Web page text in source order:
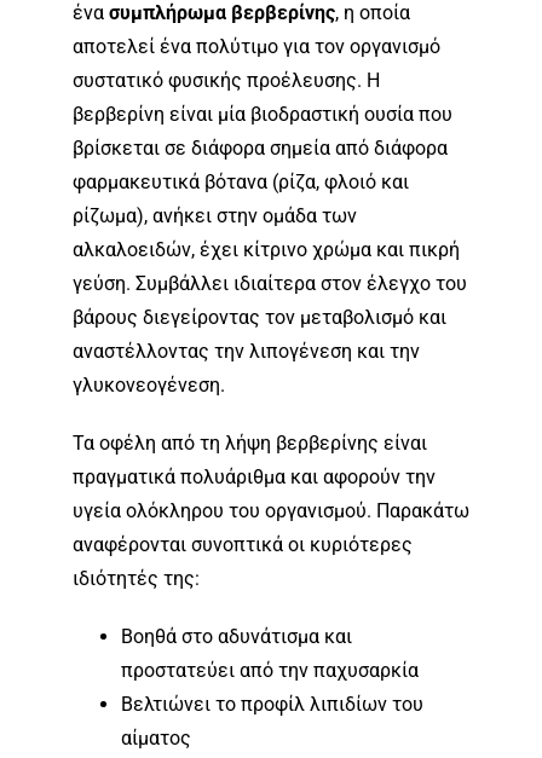
ένα συμπλήρωμαβερβερίνης, η οποία
αποτελεί ένα πολύτιμο για τον οργανισμό
συστατικό φυσικής προέλευσης. Η
βερβερίνη είναι μία βιοδραστική ουσία που
βρίσκεται σε διάφορα σημεία από διάφορα
φαρμακευτικά βότανα (ρίζα, φλοιό και
ρίζωμα), ανήκει στην ομάδα των
αλκαλοειδών, έχει κίτρινο χρώμα και πικρή
γεύση. Συμβάλλει ιδιαίτερα στον έλεγχο του
βάρους διεγείροντας τον μεταβολισμό και
αναστέλλοντας την λιπογένεση και την
γλυκονεογένεση.
Τα οφέλη από τη λήψη βερβερίνης είναι
πραγματικά πολυάριθμα και αφορούν την
υγεία ολόκληρου του οργανισμού. Παρακάτω
αναφέρονται συνοπτικά οι κυριότερες
ιδιότητές της:
Βοηθά στο αδυνάτισμα και
προστατεύει από την παχυσαρκία
Βελτιώνει το προφίλ λιπιδίων του
αίματος